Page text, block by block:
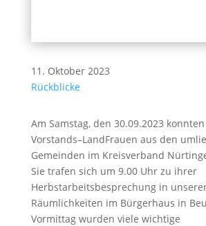
11. Oktober 2023
Rückblicke
Am Samstag, den 30.09.2023
Vorstands–LandFrauen aus den
Gemeinden im Kreisverband
Sie trafen sich um 9.00 Uhr zu ihrer
Herbstarbeitsbesprechung in
Räumlichkeiten im Bürgerhaus in
Vormittag wurden viele wichtige